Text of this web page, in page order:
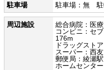
駐車場
駐車場：無 駐
周辺施設
総合病院：医
コンビニ：セ
176m
ドラッグスト
スーパー：西
郵便局：綾瀬
ホームセンタ